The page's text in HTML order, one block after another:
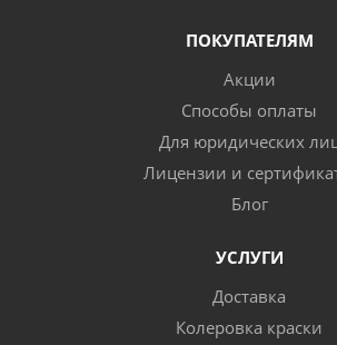
ПОКУПАТЕЛЯМ
Акции
Способы оплаты
Для юридических
Лицензии и
Блог
УСЛУГИ
Доставка
Колеровка краски